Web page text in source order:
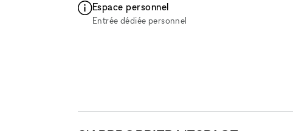
Espace personnel
Entrée dédiée personnel